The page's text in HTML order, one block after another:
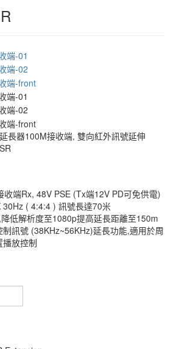
長器100M接收端, 雙向紅外訊號延伸
收端Rx, 48V PSE (Tx端12V PD可免供電)
30Hz ( 4:4:4 ) 訊號長達70米
低解析度至1080p提高延長距離至150m
訊號 (38KHz~56KHz)延長功能,適用於周
放控制